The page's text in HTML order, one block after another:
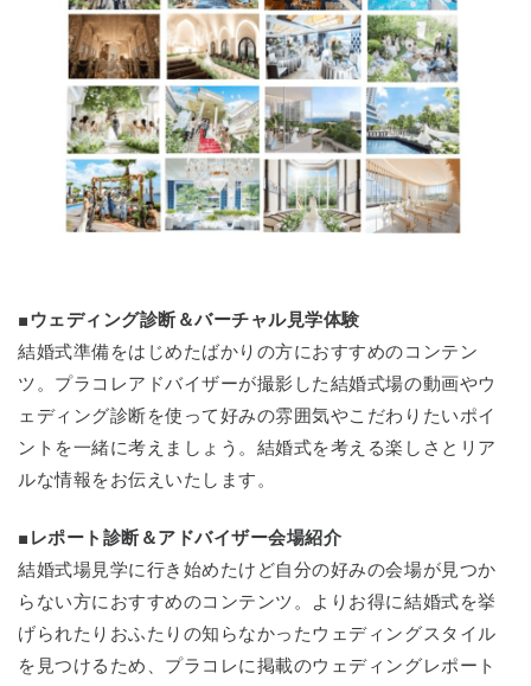
■ウェディング診断＆バーチャル見学体験
結婚式準備をはじめたばかりの方におすすめのコンテン
ツ。プラコレアドバイザーが撮影した結婚式場の動画やウ
ェディング診断を使って好みの雰囲気やこだわりたいポイ
ントを一緒に考えましょう。結婚式を考える楽しさとリア
ルな情報をお伝えいたします。
■レポート診断＆アドバイザー会場紹介
結婚式場見学に行き始めたけど自分の好みの会場が見つか
らない方におすすめのコンテンツ。よりお得に結婚式を挙
げられたりおふたりの知らなかったウェディングスタイル
を見つけるため、プラコレに掲載のウェディングレポート